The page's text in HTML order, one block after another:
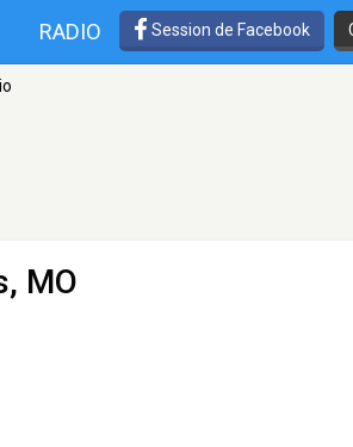
RADIO Session de Facebook
MO